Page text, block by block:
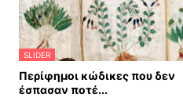
SLIDER
Περίφημοι κώδικες που δεν
έσπασαν ποτέ...